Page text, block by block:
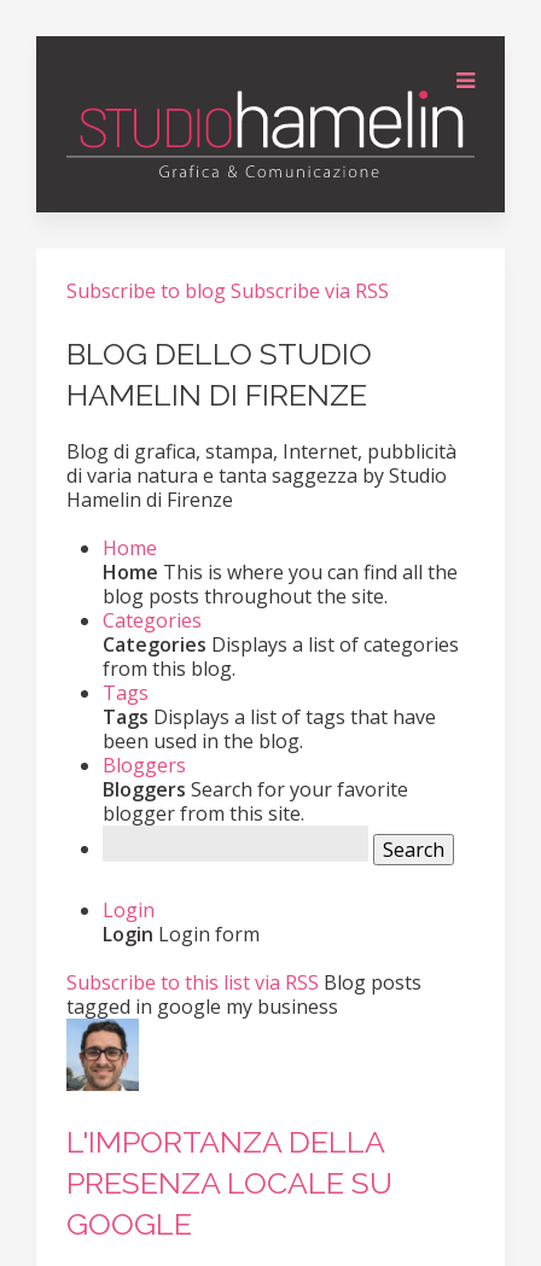
Subscribe to blogSubscribe via RSS
BLOG DELLO STUDIO
HAMELIN DI FIRENZE
Blog di grafica, stampa, Internet, pubblicità
di varia natura e tanta saggezza by Studio
Hamelin di Firenze
Home
Home This is where you can find all the
blog posts throughout the site.
Categories
Categories Displays a list of categories
from this blog.
Tags
Tags Displays a list of tags that have
been used in the blog.
Bloggers
Bloggers Search for your favorite
blogger from this site.
Search
Login
Login Login form
Subscribe to this list via RSS Blog posts
tagged in google my business
L'IMPORTANZA DELLA
PRESENZA LOCALE SU
GOOGLE